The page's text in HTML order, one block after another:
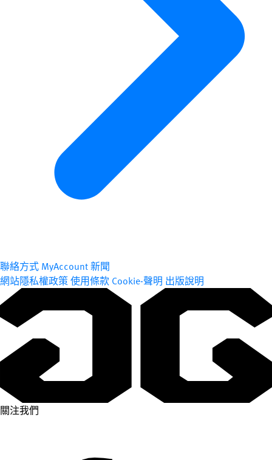
聯絡方式 MyAccount新聞
網站隱私權政策使用條款 Cookie-聲明 出版說明
關注我們